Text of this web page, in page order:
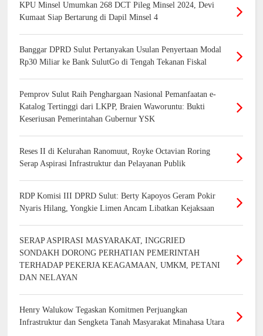
KPU Minsel Umumkan 268 DCT Pileg Minsel 2024, Devi
Kumaat Siap Bertarung di Dapil Minsel 4
Banggar DPRD Sulut Pertanyakan Usulan Penyertaan Modal
Rp30 Miliar ke Bank SulutGo di Tengah Tekanan Fiskal
Pemprov Sulut Raih Penghargaan Nasional Pemanfaatan e-
Katalog Tertinggi dari LKPP, Braien Waworuntu: Bukti
Keseriusan Pemerintahan Gubernur YSK
Reses II di Kelurahan Ranomuut, Royke Octavian Roring
Serap Aspirasi Infrastruktur dan Pelayanan Publik
RDP Komisi III DPRD Sulut: Berty Kapoyos Geram Pokir
Nyaris Hilang, Yongkie Limen Ancam Libatkan Kejaksaan
SERAP ASPIRASI MASYARAKAT, INGGRIED
SONDAKH DORONG PERHATIAN PEMERINTAH
TERHADAP PEKERJA KEAGAMAAN, UMKM, PETANI
DAN NELAYAN
Henry Walukow Tegaskan Komitmen Perjuangkan
Infrastruktur dan Sengketa Tanah Masyarakat Minahasa Utara